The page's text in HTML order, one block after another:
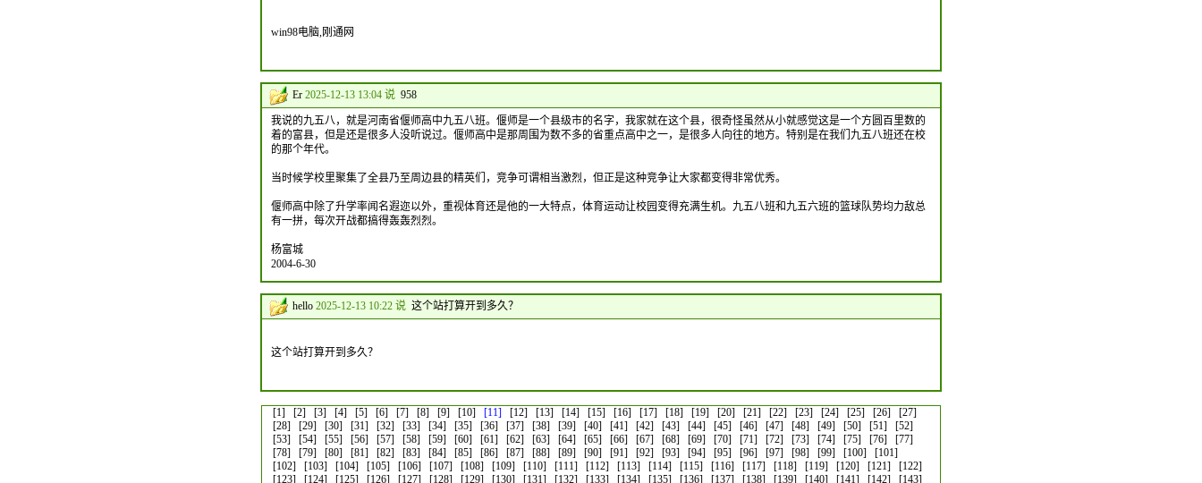
win98电脑,刚通网
Er 2025-12-13 13:04 说 958
我说的九五八，就是河南省偃师高中九五八班。偃师是一个县级市的名字，我家就在这个县，很奇怪虽然从小就感觉这是一个方圆百里数的
着的富县，但是还是很多人没听说过。偃师高中是那周围为数不多的省重点高中之一，是很多人向往的地方。特别是在我们九五八班还在校
的那个年代。
当时候学校里聚集了全县乃至周边县的精英们，竞争可谓相当激烈，但正是这种竞争让大家都变得非常优秀。
偃师高中除了升学率闻名遐迩以外，重视体育还是他的一大特点，体育运动让校园变得充满生机。九五八班和九五六班的篮球队势均力敌总
有一拼，每次开战都搞得轰轰烈烈。
杨富城
2004-6-30
hello 2025-12-13 10:22 说 这个站打算开到多久？
这个站打算开到多久？
[1] [2] [3] [4] [5] [6] [7] [8] [9] [10] [11] [12] [13] [14] [15] [16] [17] [18] [19] [20] [21] [22] [23] [24] [25] [26]
[27]
[28]
[29] [30] [31] [32] [33] [34] [35] [36] [37] [38] [39] [40] [41] [42] [43] [44] [45] [46] [47] [48] [49] [50] [51]
[52]
[53]
[54] [55] [56] [57] [58] [59] [60] [61] [62] [63] [64] [65] [66] [67] [68] [69] [70] [71] [72] [73] [74] [75] [76]
[77]
[78]
[79] [80] [81] [82] [83] [84] [85] [86] [87] [88] [89] [90] [91] [92] [93] [94] [95] [96] [97] [98] [99] [100]
[101]
[102]
[103] [104] [105] [106] [107] [108] [109] [110] [111] [112] [113] [114] [115] [116] [117] [118] [119] [120] [121]
[122]
[123]
[124] [125] [126] [127] [128] [129] [130] [131] [132] [133] [134] [135] [136] [137] [138] [139] [140] [141] [142] [143]